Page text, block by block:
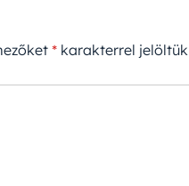
* karakterrel jelöltük